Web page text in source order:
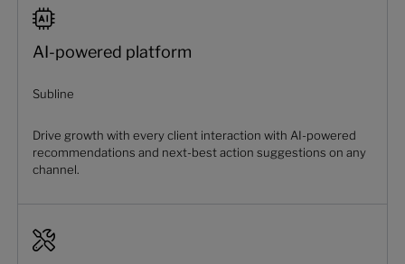
AI-powered platform
Subline
Drive growth with every client interaction with AI-powered
recommendations and next-best action suggestions on any
channel.